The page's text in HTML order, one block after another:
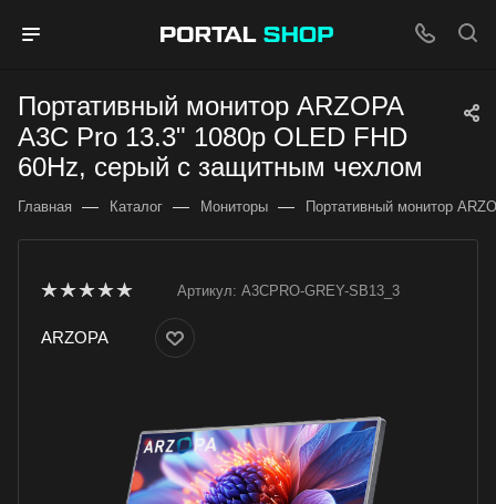
Портативный монитор ARZOPA
A3C Pro 13.3" 1080p OLED FHD
60Hz, серый c защитным чехлом
Главная — Каталог — Мониторы — Портативный монитор
Артикул: A3CPRO-GREY-SB13_3
ARZOPA